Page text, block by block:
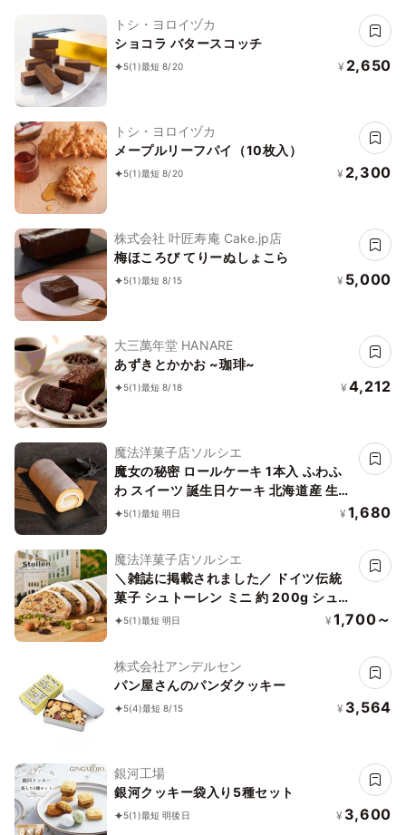
トシ・ヨロイヅカ
ショコラ バタースコッチ
5(1)最短 8/20 ¥ 2,650
トシ・ヨロイヅカ
メープルリーフパイ（10枚入）
5(1)最短 8/20 ¥ 2,300
株式会社 叶匠寿庵 Cake.jp店
梅ほころび てりーぬしょこら
5(1)最短 8/15 ¥ 5,000
大三萬年堂 HANARE
あずきとかかお ~珈琲~
5(1)最短 8/18 ¥ 4,212
魔法洋菓子店ソルシエ
魔女の秘密 ロールケーキ 1本入 ふわふ
わ スイーツ 誕生日ケーキ 北海道産 生ク
リーム バター 使用
5(1)最短 明日 ¥ 1,680
魔法洋菓子店ソルシエ
＼雑誌に掲載されました／ ドイツ伝統
菓子 シュトーレン ミニ 約 200g シュト
レン 本場 【クリスマス だけじゃない！
5(1)最短 明日 ¥ 1,700～
株式会社アンデルセン
パン屋さんのパンダクッキー
5(4)最短 8/15 ¥ 3,564
銀河工場
銀河クッキー袋入り5種セット
5(1)最短 明後日 ¥ 3,600